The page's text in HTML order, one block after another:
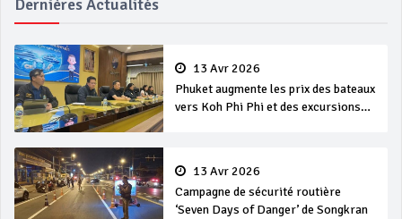
Dernières Actualités
13 Avr 2026
Phuket augmente les prix des bateaux
vers Koh Phi Phi et des excursions
13 Avr 2026
Campagne de sécurité routière
‘Seven Days of Danger’ de Songkran